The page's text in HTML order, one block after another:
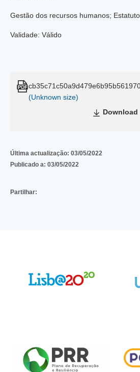
Gestão dos recursos humanos;
Validade: Válido
(Unknown size)
Download
Última actualização: 03/05/2022
Publicado a: 03/05/2022
Partilhar: